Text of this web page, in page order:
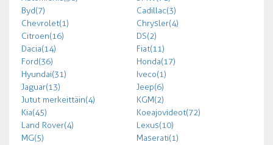
Byd (7)
Cadillac (3)
Chevrolet (1)
Chrysler (4)
Citroen (16)
DS (2)
Dacia (14)
Fiat (11)
Ford (36)
Honda (17)
Hyundai (31)
Iveco (1)
Jaguar (13)
Jeep (6)
Jutut merkeittäin (4)
KGM (2)
Kia (45)
Koeajovideot (72)
Land Rover (4)
Lexus (10)
MG (5)
Maserati (1)